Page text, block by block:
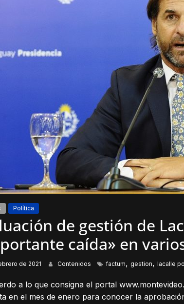
Política
de gestión de
caída» en
de 2021 Contenidos factum, gestion,lacalle
a lo que consigna el portal
en el mes de enero para conocer la